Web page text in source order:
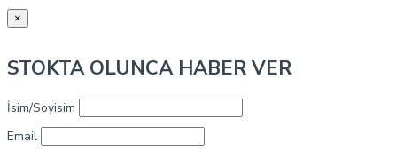
×
STOKTA OLUNCA HABER VER
İsim/Soyisim
Email